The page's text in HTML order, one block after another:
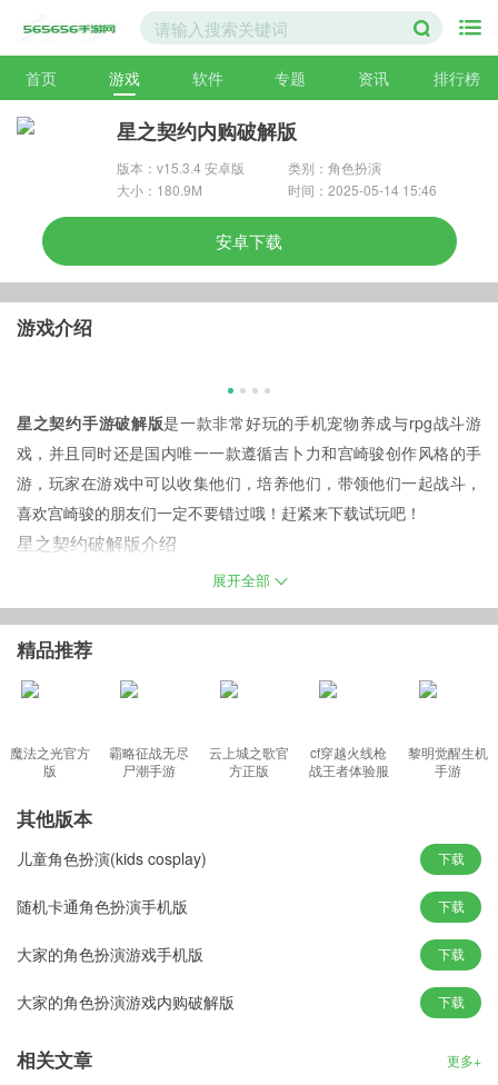
首页 游戏 软件 专题 资讯 排行榜
星之契约内购破解版
版本：v15.3.4 安卓版
类别：角色扮演
大小：180.9M
时间：2025-05-14 15:46
安卓下载
游戏介绍
星之契约手游破解版是一款非常好玩的手机宠物养成与rpg战斗游
戏，并且同时还是国内唯一一款遵循吉卜力和宫崎骏创作风格的手
游，玩家在游戏中可以收集他们，培养他们，带领他们一起战斗，
喜欢宫崎骏的朋友们一定不要错过哦！赶紧来下载试玩吧！
星之契约破解版介绍
目前，在国内市场上，《星之契约》是唯一一款完全遵循吉卜力和
由触控科技代理、星引力竭诚研发的2015年全新产品《星之契约》
是国内首款吉卜力画风的动漫手游，是一款向日本动漫大师宫崎骏
及吉卜力工作室致敬之作。
但不失柔和，同时以宫崎骏动漫中常见的猫咪角色为灵感，打造一
个以超萌的猫狗为主角演绎背景故事的奇幻世界，治愈而又温馨。
星之契约破解版游戏特色
在游戏中，有蓝天、白云、雪地、草原、湖畔、花海……色彩艳
丽、搭配丰富，画面极具层次感，柔和的光感给人一种如沐春风的
熟悉吉卜力和宫崎骏的玩家相信对其动漫作品的清新唯美画面风格
都是相当熟悉，且深陷其中。动漫手游《星之契约》100%还原吉卜
力作品中清新唯美的画风，2D全手绘打造一幅又一幅浪漫自然的美
丽场景。
展开全部
精品推荐
魔法之光官方
版
霸略征战无尽
尸潮手游
云上城之歌官
方正版
cf穿越火线枪
战王者体验服
黎明觉醒生机
手游
其他版本
儿童角色扮演(kids cosplay) 下载
随机卡通角色扮演手机版 下载
大家的角色扮演游戏手机版 下载
大家的角色扮演游戏内购破解版 下载
相关文章 更多+